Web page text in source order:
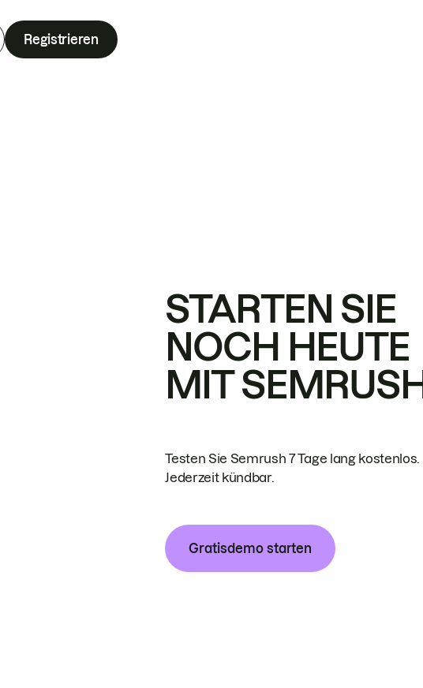
Registrieren
STARTEN SIE
NOCH HEUTE
MIT
Testen Sie Semrush 7 Tage lang kostenlos.
Jederzeit kündbar.
Gratisdemo starten